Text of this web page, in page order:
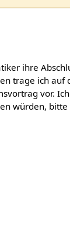
ihre
trage ich auf
vor.
würden,